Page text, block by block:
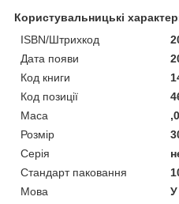
Користувальницькі
ISBN/Штрихкод
Дата появи
Код книги
Код позиції
Маса
Розмір
Серія
Стандарт паковання
Мова
У